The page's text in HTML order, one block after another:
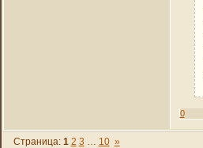
0
Страница: 1 2 3 … 10 »